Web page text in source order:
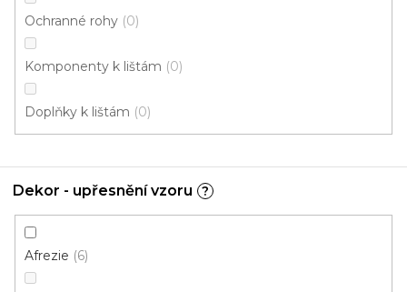
Ochranné rohy 0
Komponenty k lištám 0
Doplňky k lištám 0
Dekor - upřesnění vzoru ?
Afrezie 6
Afrezie Buk Buk červený